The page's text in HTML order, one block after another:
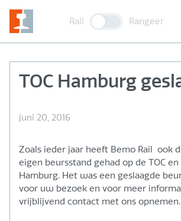
Rail Rangeer
TOC Hamburg
juni 20, 2016
Zoals ieder jaar heeft Bemo Rail ook
eigen beursstand gehad op de TOC
Hamburg. Het was een geslaagde
voor uw bezoek en voor meer
vrijblijvend contact met ons opnemen.